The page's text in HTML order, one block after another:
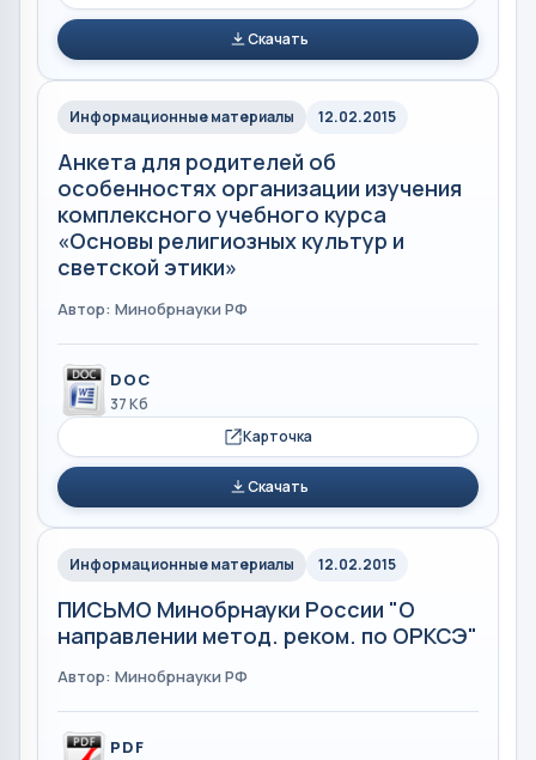
Скачать
Информационные материалы 12.02.2015
Анкета для родителей об
особенностях организации изучения
комплексного учебного курса
«Основы религиозных культур и
светской этики»
Автор: Минобрнауки РФ
DOC
37 Кб
Карточка
Скачать
Информационные материалы 12.02.2015
ПИСЬМО Минобрнауки России "О
направлении метод. реком. по ОРКСЭ"
Автор: Минобрнауки РФ
PDF